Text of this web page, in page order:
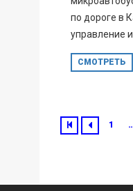
по дороге в
управление и
СМОТРЕТЬ
1